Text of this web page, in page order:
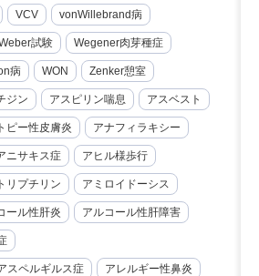
VCV vonWillebrand病
試験 Wegener肉芽種症
病 WON Zenker憩室
ジン アスピリン喘息 アスベスト
ピー性皮膚炎 アナフィラキシー
ニサキス症 アヒル様歩行
リプチリン アミロイドーシス
ール性肝炎 アルコール性肝障害
スペルギルス症 アレルギー性鼻炎